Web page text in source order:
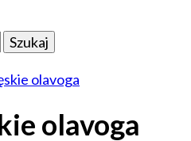
olavoga
olavoga